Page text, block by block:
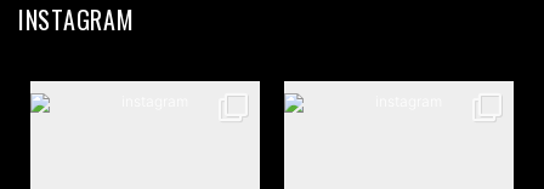
INSTAGRAM